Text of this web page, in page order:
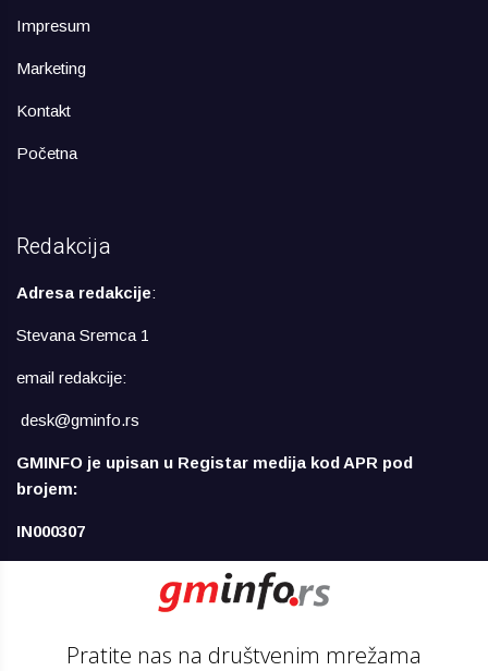
Impresum
Marketing
Kontakt
Početna
Redakcija
Adresa redakcije:
Stevana Sremca 1
email redakcije:
desk@gminfo.rs
GMINFO je upisan u Registar medija kod APR pod
brojem:
IN000307
Pratite nas na društvenim mrežama